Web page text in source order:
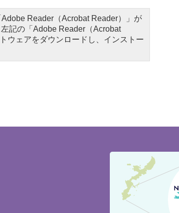
Reader（Acrobat Reader）」が
記の「Adobe Reader（Acrobat
ウェアをダウンロードし、インストー